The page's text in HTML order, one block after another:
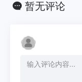
暂无评论